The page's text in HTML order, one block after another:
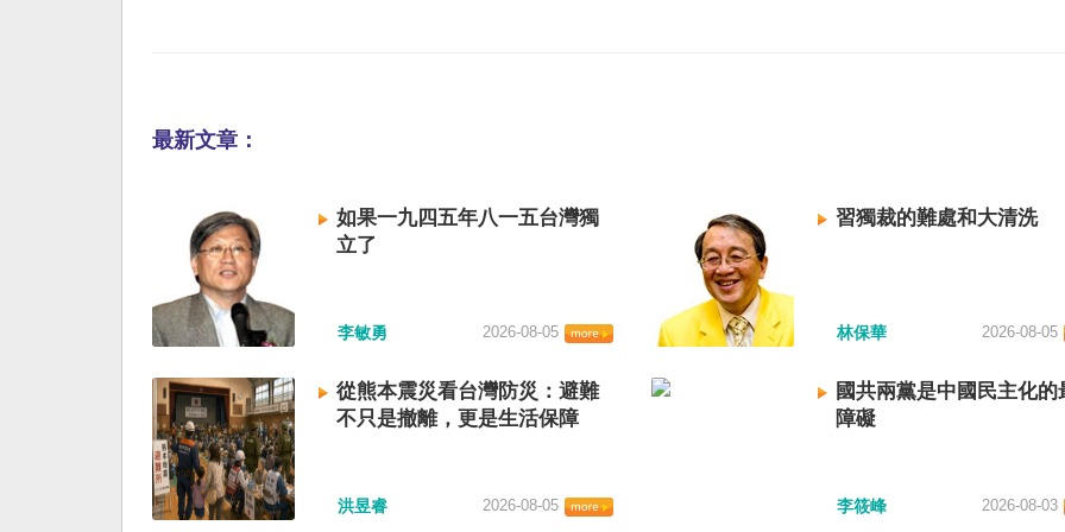
最新文章：
如果一九四五年八一五台灣獨
立了
李敏勇 2026-08-05
習獨裁的難處和大清洗
林保華 2026-08-05
從熊本震災看台灣防災：避難
不只是撤離，更是生活保障
洪昱睿 2026-08-05
國共兩黨是中國民主化的
障礙
李筱峰 2026-08-03